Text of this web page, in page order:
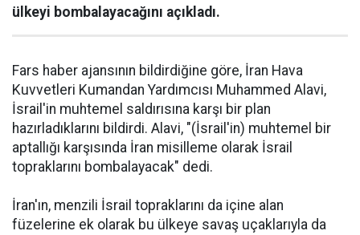
ülkeyi bombalayacağını açıkladı.
Fars haber ajansının bildirdiğine göre, İran Hava
Kuvvetleri Kumandan Yardımcısı Muhammed Alavi,
İsrail'in muhtemel saldırısına karşı bir plan
hazırladıklarını bildirdi. Alavi, "(İsrail'in) muhtemel bir
aptallığı karşısında İran misilleme olarak İsrail
topraklarını bombalayacak" dedi.
İran'ın, menzili İsrail topraklarını da içine alan
füzelerine ek olarak bu ülkeye savaş uçaklarıyla da